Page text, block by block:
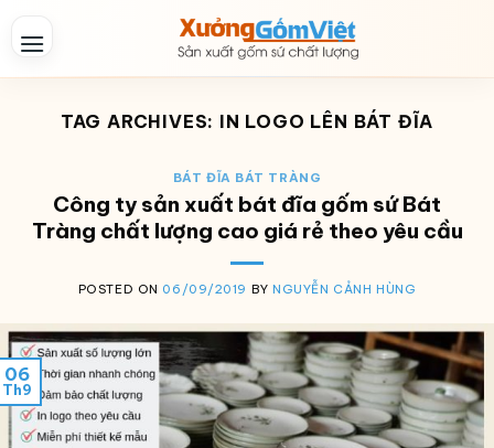
TAG ARCHIVES: IN LOGO LÊN BÁT ĐĨA
BÁT ĐĨA BÁT TRÀNG
Công ty sản xuất bát đĩa gốm sứ Bát
Tràng chất lượng cao giá rẻ theo yêu cầu
POSTED ON 06/09/2019 BYNGUYỄN CẢNH HÙNG
06
Th9